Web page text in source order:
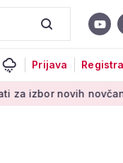
Prijava
novčanica eura: